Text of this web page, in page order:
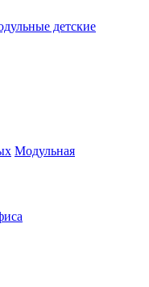
детские
Модульная